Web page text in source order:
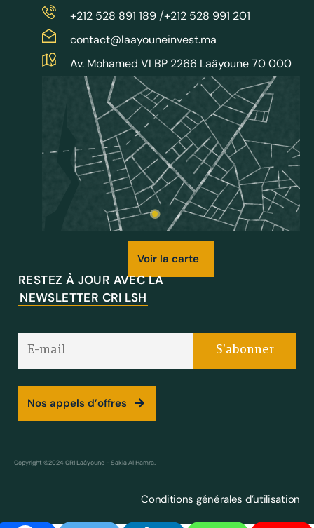
+212 528 891 189/+212 528 991 201
contact@laayouneinvest.ma
Av. Mohamed VI BP 2266 Laâyoune 70 000
Voir la carte
RESTEZ À JOUR AVEC LA
NEWSLETTER CRI LSH
Nos appels d’offres
Copyright ©2024 CRI Laâyoune – Sakia Al Hamra.
Conditions générales d’utilisation